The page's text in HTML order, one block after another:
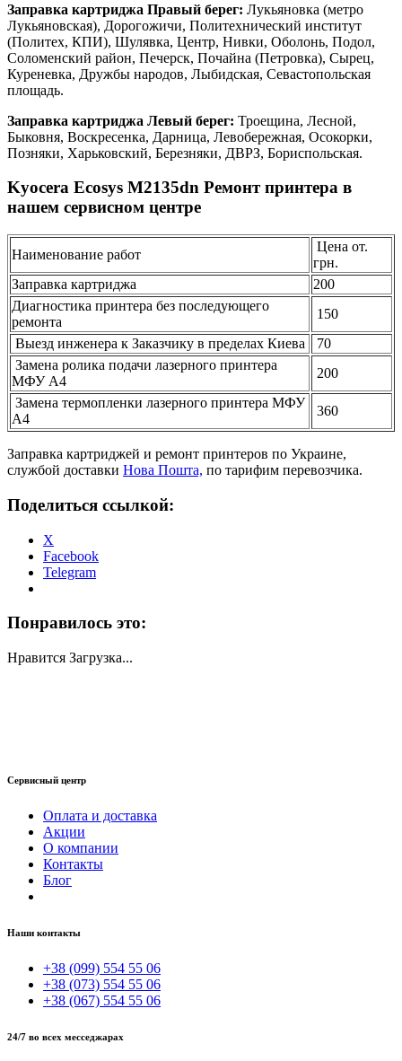
Заправка картриджа Правый берег: Лукьяновка (метро
Лукьяновская), Дорогожичи, Политехнический институт
(Политех, КПИ), Шулявка, Центр, Нивки, Оболонь, Подол,
Соломенский район, Печерск, Почайна (Петровка), Сырец,
Куреневка, Дружбы народов, Лыбидская, Севастопольская
площадь.
Заправка картриджа Левый берег: Троещина, Лесной,
Быковня, Воскресенка, Дарница, Левобережная, Осокорки,
Позняки, Харьковский, Березняки, ДВРЗ, Бориспольская.
Kyocera Ecosys M2135dn Ремонт принтера в
нашем сервисном центре
Наименование работ
Цена от.
грн.
Заправка картриджа
200
Диагностика принтера без последующего
ремонта
150
Выезд инженера к Заказчику в пределах Киева
70
Замена ролика подачи лазерного принтера
МФУ А4
200
Замена термопленки лазерного принтера МФУ
А4
360
Заправка картриджей и ремонт принтеров по Украине,
службой доставки Нова Пошта, по тарифим перевозчика.
Поделиться ссылкой:
X
Facebook
Telegram
Понравилось это:
Нравится Загрузка...
Сервисный центр
Оплата и доставка
Акции
О компании
Контакты
Блог
Наши контакты
+38 (099) 554 55 06
+38 (073) 554 55 06
+38 (067) 554 55 06
24/7 во всех месседжарах